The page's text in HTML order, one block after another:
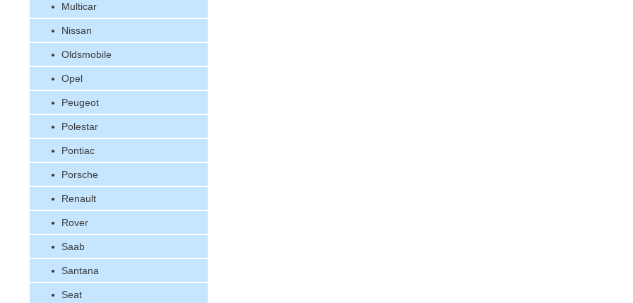
Multicar
Nissan
Oldsmobile
Opel
Peugeot
Polestar
Pontiac
Porsche
Renault
Rover
Saab
Santana
Seat